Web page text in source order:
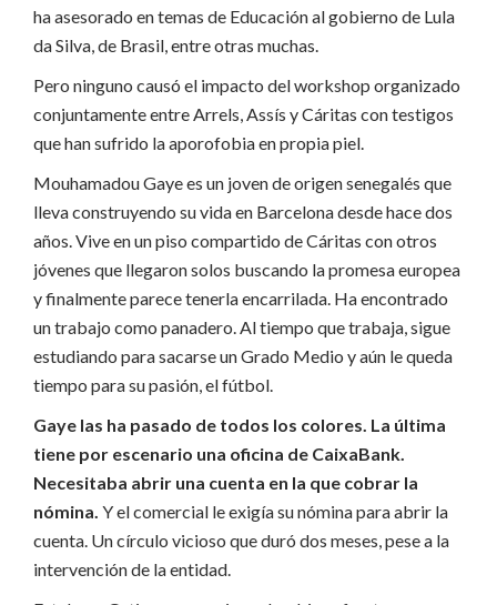
ha asesorado en temas de Educación al gobierno de Lula
da Silva, de Brasil, entre otras muchas.
Pero ninguno causó el impacto del workshop organizado
conjuntamente entre Arrels, Assís y Cáritas con testigos
que han sufrido la aporofobia en propia piel.
Mouhamadou Gaye es un joven de origen senegalés que
lleva construyendo su vida en Barcelona desde hace dos
años. Vive en un piso compartido de Cáritas con otros
jóvenes que llegaron solos buscando la promesa europea
y finalmente parece tenerla encarrilada. Ha encontrado
un trabajo como panadero. Al tiempo que trabaja, sigue
estudiando para sacarse un Grado Medio y aún le queda
tiempo para su pasión, el fútbol.
Gaye las ha pasado de todos los colores. La última
tiene por escenario una oficina de CaixaBank.
Necesitaba abrir una cuenta en la que cobrar la
nómina. Y el comercial le exigía su nómina para abrir la
cuenta. Un círculo vicioso que duró dos meses, pese a la
intervención de la entidad.